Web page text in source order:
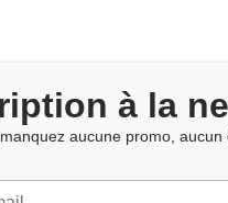
à la
aucune promo,